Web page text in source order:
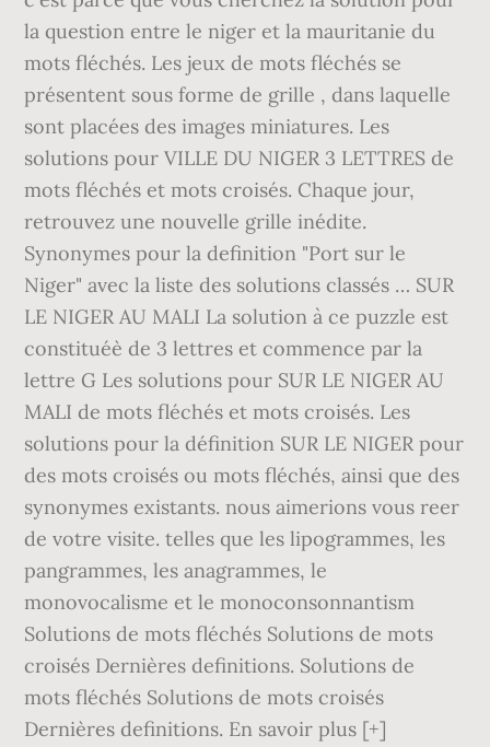
la question entre le niger et la mauritanie du
mots fléchés. Les jeux de mots fléchés se
présentent sous forme de grille , dans laquelle
sont placées des images miniatures. Les
solutions pour VILLE DU NIGER 3 LETTRES de
mots fléchés et mots croisés. Chaque jour,
retrouvez une nouvelle grille inédite.
Synonymes pour la definition "Port sur le
Niger" avec la liste des solutions classés … SUR
LE NIGER AU MALI La solution à ce puzzle est
constituéè de 3 lettres et commence par la
lettre G Les solutions pour SUR LE NIGER AU
MALI de mots fléchés et mots croisés. Les
solutions pour la définition SUR LE NIGER pour
des mots croisés ou mots fléchés, ainsi que des
synonymes existants. nous aimerions vous reer
de votre visite. telles que les lipogrammes, les
pangrammes, les anagrammes, le
monovocalisme et le monoconsonnantism
Solutions de mots fléchés Solutions de mots
croisés Dernières definitions. Solutions de
mots fléchés Solutions de mots croisés
Dernières definitions. En savoir plus [+]